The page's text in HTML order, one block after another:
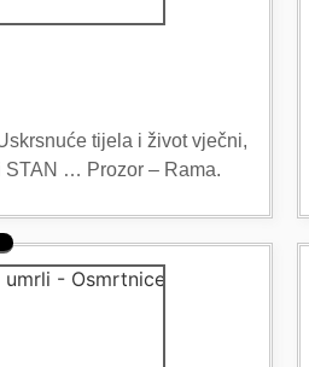
tijela i život vječni,
STAN … Prozor – Rama.